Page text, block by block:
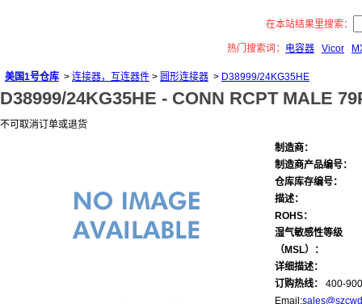
在本站结果里搜索：
热门搜索词： 电容器 Vicor
美国1号仓库 > 连接器，互连器件 > 圆形连接器 > D38999/24KG35HE
D38999/24KG35HE - CONN RCPT MALE
不可取消订单或退货
制造商：
制造商产品编号：
仓库库存编号：
描述：
ROHS：
湿气敏感性等级
（MSL）：
详细描述：
订购热线：
400-
Email: